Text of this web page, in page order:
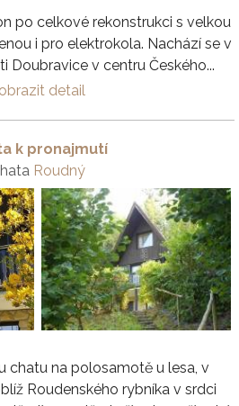
po celkové rekonstrukci s velkou
i pro elektrokola. Nachází se v
Doubravice v centru Českého...
detail
k pronajmutí
Roudný
chatu na polosamotě u lesa, v
Roudenského rybníka v srdci